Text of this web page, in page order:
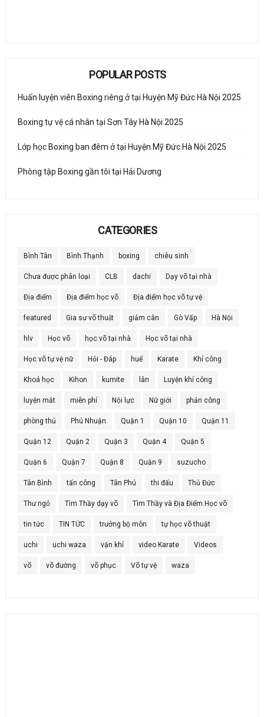
POPULAR POSTS
Huấn luyện viên Boxing riêng ở tại Huyện Mỹ Đức Hà Nội 2025
Boxing tự vệ cá nhân tại Sơn Tây Hà Nội 2025
Lớp học Boxing ban đêm ở tại Huyện Mỹ Đức Hà Nội 2025
Phòng tập Boxing gần tôi tại Hải Dương
CATEGORIES
Bình Tân Bình Thạnh boxing chiêu sinh
Chưa được phân loại CLB dachi Dạy võ tại nhà
Địa điểm Địa điểm học võ Địa điểm học võ tự vệ
featured Gia sư võ thuật giảm cân Gò Vấp Hà Nội
hlv Học võ học võ tại nhà Học võ tại nhà
Học võ tự vệ nữ Hỏi - Đáp huế Karate Khí công
Khoá học Kihon kumite lân Luyện khí công
luyện mắt miễn phí Nội lực Nữ giới phản công
phòng thủ Phú Nhuận Quận 1 Quận 10 Quận 11
Quận 12 Quận 2 Quận 3 Quận 4 Quận 5
Quận 6 Quận 7 Quận 8 Quận 9 suzucho
Tân Bình tấn công Tân Phú thi đấu Thủ Đức
Thư ngỏ Tìm Thầy dạy võ Tìm Thầy và Địa Điểm Học võ
tin tức TIN TỨC trưởng bộ môn tự học võ thuật
uchi uchi waza vận khí video Karate Videos
võ võ đường võ phục Võ tự vệ waza